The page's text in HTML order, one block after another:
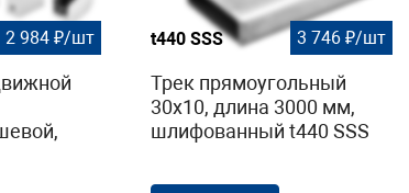
2 984 ₽/шт
PZn
t440 SSS 3 746 ₽/шт
Трек прямоугольный
30х10, длина 3000 мм,
шлифованный t440 SSS